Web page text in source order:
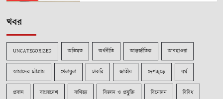
খবর
UNCATEGORIZED অভিমত অর্থনীতি আন্তর্জাতিক আবহাওয়া
আমাদের চট্টগ্রাম খেলাধুলা চাকরি জাতীয় দেশজুড়ে ধর্ম
প্রবাস বাংলাদেশ বাণিজ্য বিজ্ঞান ও প্রযুক্তি বিনোদন বিবিধ